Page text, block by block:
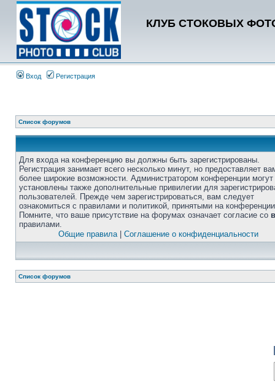
КЛУБ СТОКОВЫХ
Вход Регистрация
Список форумов
Для входа на конференцию вы должны быть зарегистрированы.
Регистрация занимает всего несколько минут, но предоставляет
более широкие возможности. Администратором конференции
установлены также дополнительные привилегии для
пользователей. Прежде чем зарегистрироваться, вам следует
ознакомиться с правилами и политикой, принятыми на
Помните, что ваше присутствие на форумах означает согласие со
правилами.
Общие правила| Соглашение о конфиденциальности
Список форумов